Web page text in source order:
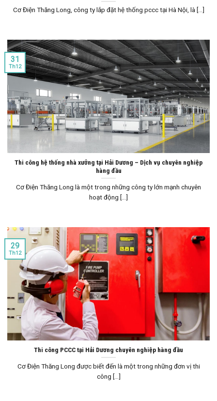
Cơ Điện Thăng Long, công ty lắp đặt hệ thống pccc tại Hà Nội, là [...]
Thi công hệ thống nhà xưởng tại Hải Dương – Dịch vụ chuyên nghiệp
hàng đầu
Cơ Điện Thăng Long là một trong những công ty lớn mạnh chuyên
hoạt động [...]
31
Th12
Thi công PCCC tại Hải Dương chuyên nghiệp hàng đầu
Cơ Điện Thăng Long được biết đến là một trong những đơn vị thi
công [...]
29
Th12